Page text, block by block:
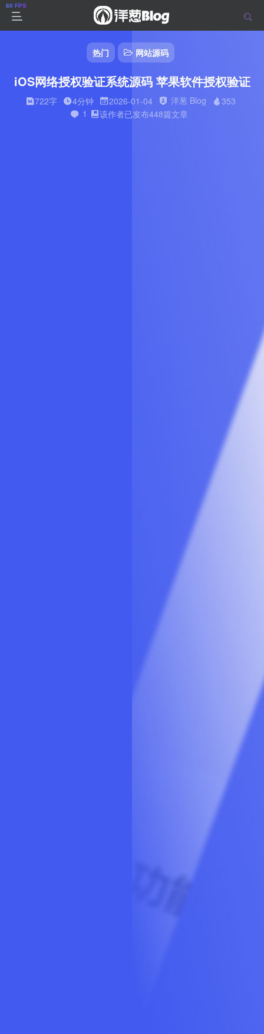
热门 网站源码
iOS网络授权验证系统源码 苹果软件授权验证
722字 4分钟 2026-01-04 洋葱 Blog
353
1
该作者已发布448篇文章